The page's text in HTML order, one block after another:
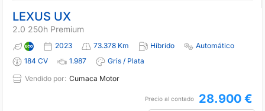
LEXUS UX
2.0 250h Premium
2023 73.378 Km Híbrido
Automático
184 CV
1.987
Gris / Plata
Vendido por: Cumaca Motor
Precio al contado 28.900 €